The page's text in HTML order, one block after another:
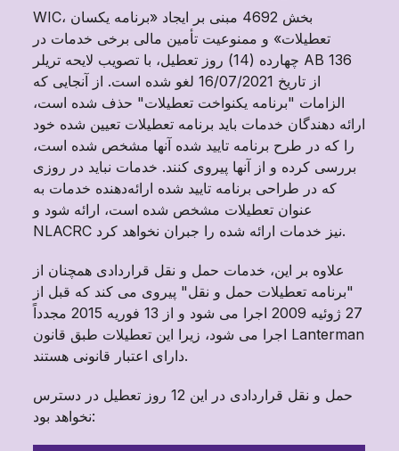
WIC، بخش 4692 مبنی بر ایجاد «برنامه یکسان
تعطیلات» و ممنوعیت تأمین مالی برخی خدمات در
چهارده (14) روز تعطیل، با تصویب لایحه تریلر AB 136
از تاریخ 16/07/2021 لغو شده است. از آنجایی که
الزامات "برنامه یکنواخت تعطیلات" حذف شده است،
ارائه دهندگان خدمات باید برنامه تعطیلات تعیین شده خود
را که در طرح برنامه تایید شده آنها مشخص شده است،
بررسی کرده و از آنها پیروی کنند. خدمات نباید در روزی
که در طراحی برنامه تایید شده ارائه‌دهنده خدمات به
عنوان تعطیلات مشخص شده است، ارائه شود و
NLACRC نیز خدمات ارائه شده را جبران نخواهد کرد.
علاوه بر این، خدمات حمل و نقل قراردادی همچنان از
"برنامه تعطیلات حمل و نقل" پیروی می کند که قبل از
27 ژوئیه 2009 اجرا می شود و از 13 فوریه 2015 مجدداً
اجرا می شود، زیرا این تعطیلات طبق قانون Lanterman
دارای اعتبار قانونی هستند.
حمل و نقل قراردادی در این 12 روز تعطیل در دسترس
نخواهد بود: